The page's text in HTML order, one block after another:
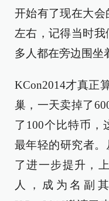
开始有了现在大会
左右，记得当时
多人都在旁边围坐
KCon2014才真正
巢，一天卖掉了
了100个比特币，
最年轻的研究者。
了进一步提升，
人，成为名副